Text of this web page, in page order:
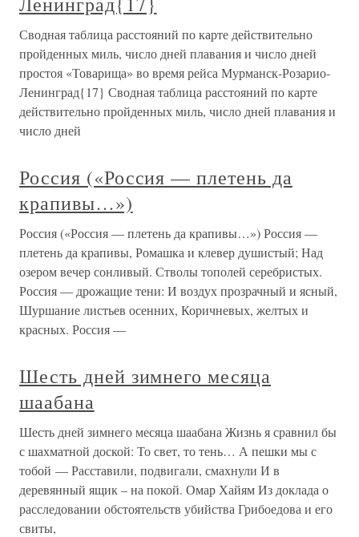
Сводная таблица расстояний по карте действительно
пройденных миль, число дней плавания и число дней
простоя «Товарища» во время рейса Мурманск-Розарио-
Ленинград{17} Сводная таблица расстояний по карте
действительно пройденных миль, число дней плавания и
число дней
Россия («Россия — плетень да
крапивы…»)
Россия («Россия — плетень да крапивы…») Россия —
плетень да крапивы, Ромашка и клевер душистый; Над
озером вечер сонливый. Стволы тополей серебристых.
Россия — дрожащие тени: И воздух прозрачный и ясный,
Шуршание листьев осенних, Коричневых, желтых и
красных. Россия —
Шесть дней зимнего месяца
шаабана
Шесть дней зимнего месяца шаабана Жизнь я сравнил бы
с шахматной доской: То свет, то тень… А пешки мы с
тобой — Расставили, подвигали, смахнули И в
деревянный ящик – на покой. Омар Хайям Из доклада о
расследовании обстоятельств убийства Грибоедова и его
свиты,